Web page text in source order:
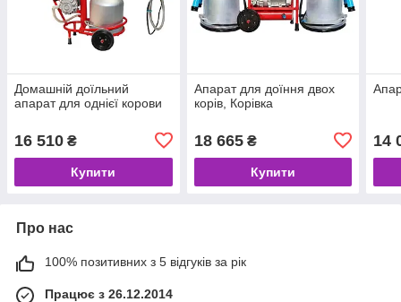
Домашній доїльний
апарат для однієї корови
16 510 ₴
Купити
Апарат для доїння двох
корів, Корівка
18 665₴
Купити
14
Про нас
100% позитивних з 5 відгуків за рік
Працює з 26.12.2014